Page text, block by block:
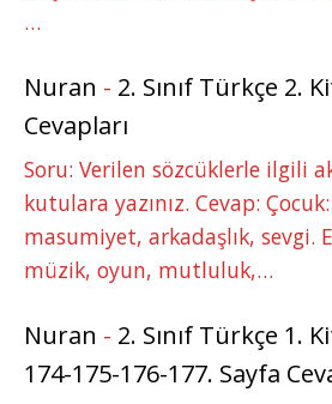
…
Nuran - 2. Sınıf Türkçe 2.
Cevapları
Soru: Verilen sözcüklerle ilgili
kutulara yazınız. Cevap:
masumiyet, arkadaşlık, sevgi.
müzik, oyun, mutluluk,…
Nuran - 2. Sınıf Türkçe 1.
174-175-176-177. Sayfa